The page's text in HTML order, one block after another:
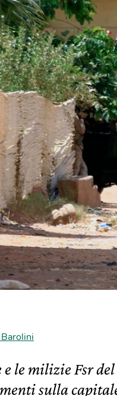
e le milizie Fsr
sulla